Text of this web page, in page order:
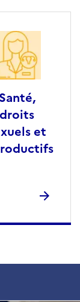
Santé,
droits
et